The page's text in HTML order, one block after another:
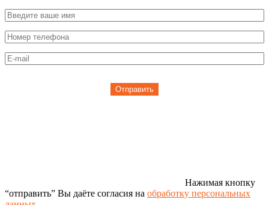
Отправить
Нажимая кнопку
“отправить” Вы даёте согласия на обработку персональных